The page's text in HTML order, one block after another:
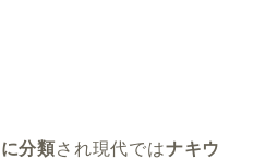
分類され現代ではナキウ